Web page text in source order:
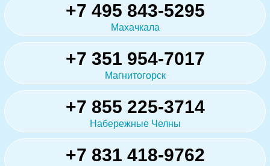
+7 495 843-5295
Махачкала
+7 351 954-7017
Магнитогорск
+7 855 225-3714
Набережные Челны
+7 831 418-9762